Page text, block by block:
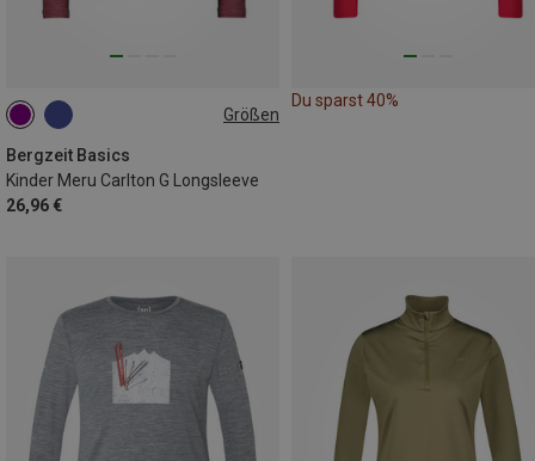
Größen
Bergzeit Basics
Kinder Meru Carlton G Longsleeve
26,96 €
116
164
Du sparst 40%